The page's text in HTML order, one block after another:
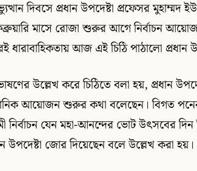
দিবসে প্রধান উপদেষ্টা প্রফেসর মুহাম্মদ
মাসে রোজা শুরুর আগে নির্বাচন
ধারাবাহিকতায় আজ এই চিঠি পাঠালো প্রধান
উল্লেখ করে চিঠিতে বলা হয়, প্রধান
আয়োজন শুরুর কথা বলেছেন। বিগত
নির্বাচন যেন মহা-আনন্দের ভোট উৎসবের
জোর দিয়েছেন বলে উল্লেখ করা হয়।